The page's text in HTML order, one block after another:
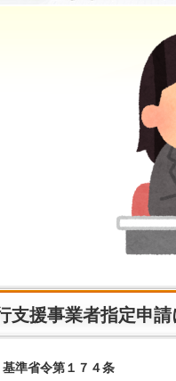
支援事業者指定申請
準省令第１７４条